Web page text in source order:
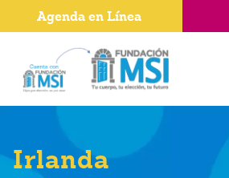
Irlanda
Agenda en Línea